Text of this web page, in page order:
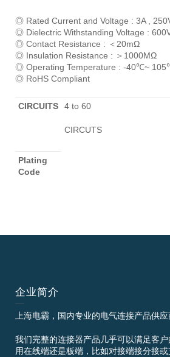
◎ Rated Current and Voltage : 3A ,
◎ Dielectric Withstanding Voltage :
◎ Contact Resistance : ＜20mΩ
◎ Insulation Resistance : ＞1000MΩ
◎ Operating Temperature : -40℃~
◎ RoHS Compliant
CIRCUITS 4 to 60
CIRCUTS
Plating
Code
企业简介
上海电霸，国内专业的电气连接产品供应
我们完整的连接器产品几乎可以满足客
用在线端还是板端，比如对接端接分接